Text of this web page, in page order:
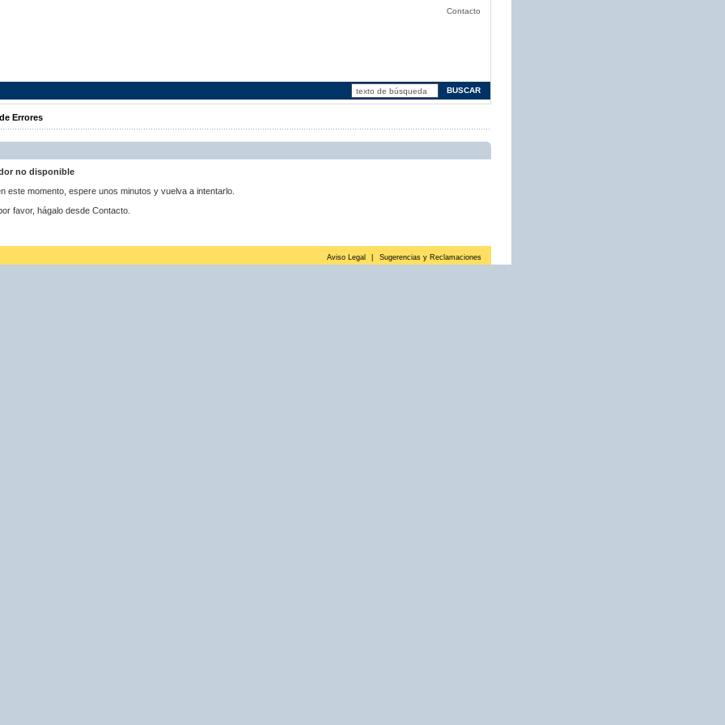
Contacto
Errores
no disponible
este momento, espere unos minutos y vuelva a intentarlo.
favor, hágalo desde Contacto.
Aviso Legal Sugerencias y Reclamaciones